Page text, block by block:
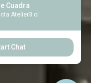
Cuadra
Atelier3.cl
Chat